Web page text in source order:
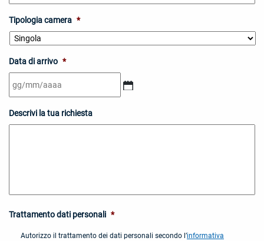
Tipologia camera *
Data di arrivo *
slash
Descrivi la tua richiesta
Trattamento dati personali *
Autorizzo il trattamento dei dati personali secondo l’informativa